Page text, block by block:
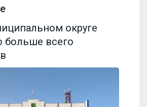
округе
больше всего